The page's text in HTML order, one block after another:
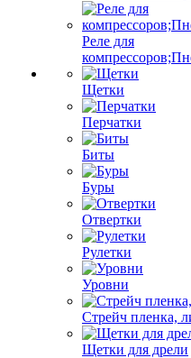
Реле для
Щетки
Перчатки
Биты
Буры
Отвертки
Рулетки
Уровни
Стрейч пленка,
Щетки для дрели